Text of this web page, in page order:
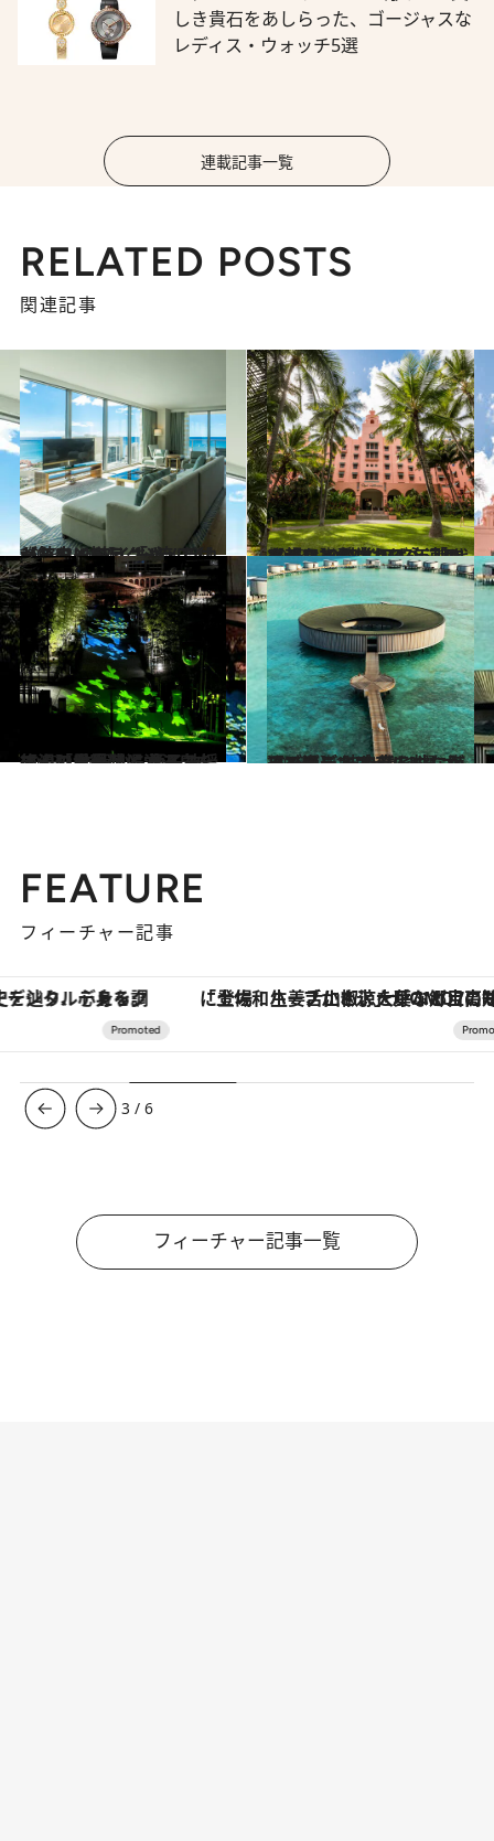
しき貴石をあしらった、ゴージャスな
レディス・ウォッチ5選
連載記事一覧
RELATED POSTS
関連記事
2023.1.16
【ハワイのラグジュアリーをリード】 “一流”だけが館内に揃う 「リッツカールトン ワイキキ」
旅＆お出かけ 2023.1.14
【ハワイといえば、このホテル】創業1927年「ロイヤル ハワイアン」 時代を超えて愛される永遠のアイコン
旅＆お出かけ
2023.1.14
【山口県長門湯本温泉を往く】 岩盤から湧く神授の湯「恩湯」と 金子みすゞの世界感に浸る
旅＆お出かけ 2023.1.11
【モルディブ・バリ・カリブ海】 波の音を枕に海辺で過ごす 自然とつながるリゾートホテル3選
旅＆お出かけ
FEATURE
フィーチャー記事
「土佐和ハーブかき氷」がOMO7高知に登場！生姜、山椒、大葉など目にも舌にも涼を呼ぶ郷土の味 【銀座で出合う最旬美容】美髪ケアや上質
3 /6
フィーチャー記事一覧